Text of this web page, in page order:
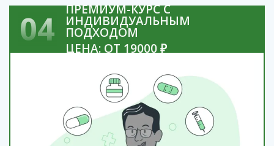
04 ПРЕМИУМ-КУРС С
ИНДИВИДУАЛЬНЫМ
ПОДХОДОМ
ЦЕНА: ОТ 19000 ₽